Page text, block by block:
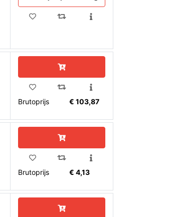
Brutoprijs € 103,87
Brutoprijs € 4,13